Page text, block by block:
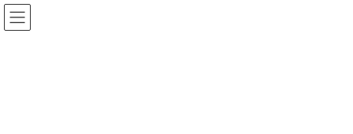
コ
ン
ナ
ビ